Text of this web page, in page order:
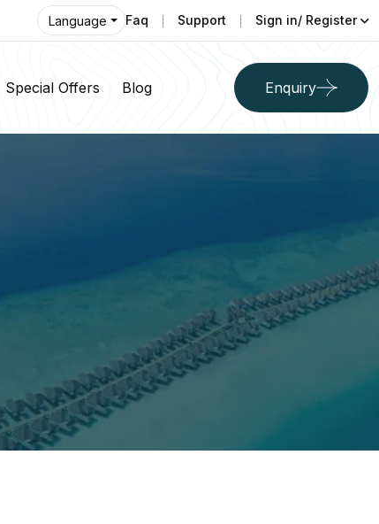
Language Faq Support Sign in/ Register
Special Offers Blog Enquiry